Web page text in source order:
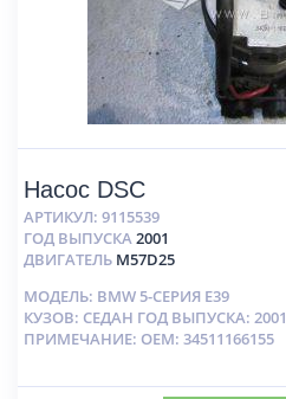
Насос DSC
АРТИКУЛ: 9115539
ГОД ВЫПУСКА2001
ДВИГАТЕЛЬ M57D25
МОДЕЛЬ: BMW 5-СЕРИЯ E39
КУЗОВ: СЕДАН ГОД ВЫПУСКА: 2001
ПРИМЕЧАНИЕ: OEM: 34511166155